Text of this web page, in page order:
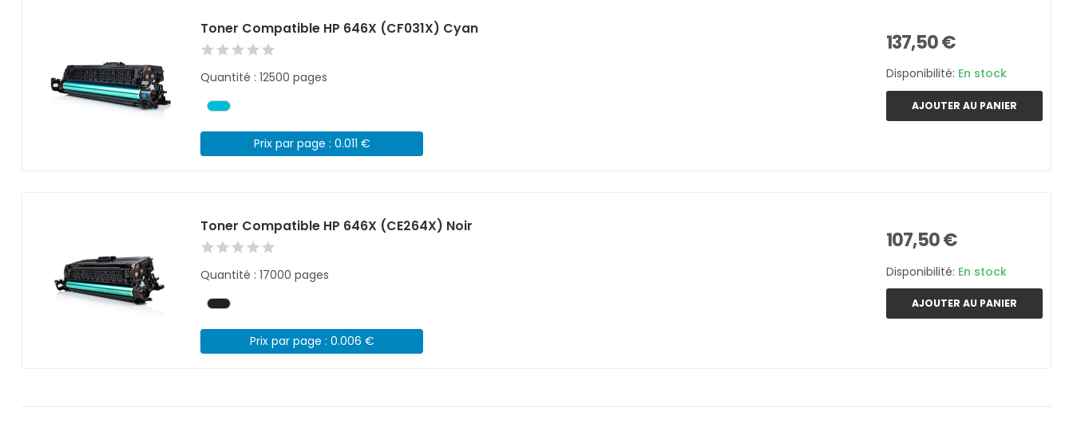
Toner Compatible HP 646X (CF031X) Cyan
Quantité : 12500 pages
Prix par page : 0.011 €
137,50 €
Disponibilité: En stock
AJOUTER AU PANIER
Toner Compatible HP 646X (CE264X) Noir
Quantité : 17000 pages
Prix par page : 0.006 €
107,50 €
Disponibilité: En stock
AJOUTER AU PANIER